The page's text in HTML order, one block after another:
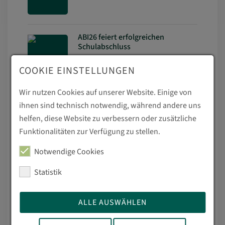
ABI26 feiert erfolgreichen
Schulabschluss
Abschlusszeugnisse an FOS24 und
FOW24 übergeben
04.07.2026
Zeugnisausgabe an die
03.07.2026
ABI27 auf Schulfahrt in Dresden
COOKIE EINSTELLUNGEN
Wir nutzen Cookies auf unserer Website. Einige von
ihnen sind technisch notwendig, während andere uns
helfen, diese Website zu verbessern oder zusätzliche
Funktionalitäten zur Verfügung zu stellen.
Notwendige Cookies
Statistik
ALLE AUSWÄHLEN